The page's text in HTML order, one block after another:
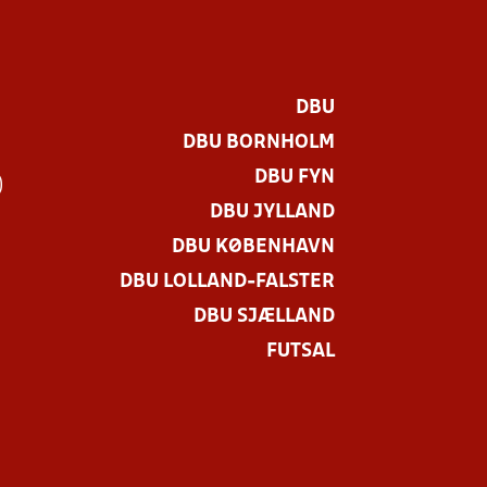
DBU
DBU BORNHOLM
DBU FYN
DBU JYLLAND
DBU KØBENHAVN
DBU LOLLAND-FALSTER
DBU SJÆLLAND
FUTSAL